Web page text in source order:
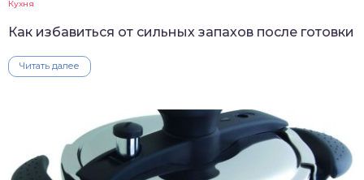
Кухня
Как избавиться от сильных запахов после готовки
Читать далее